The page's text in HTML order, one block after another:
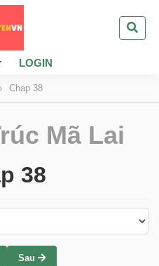
LOGIN
Chap 38
Mã Lai
38
Sau